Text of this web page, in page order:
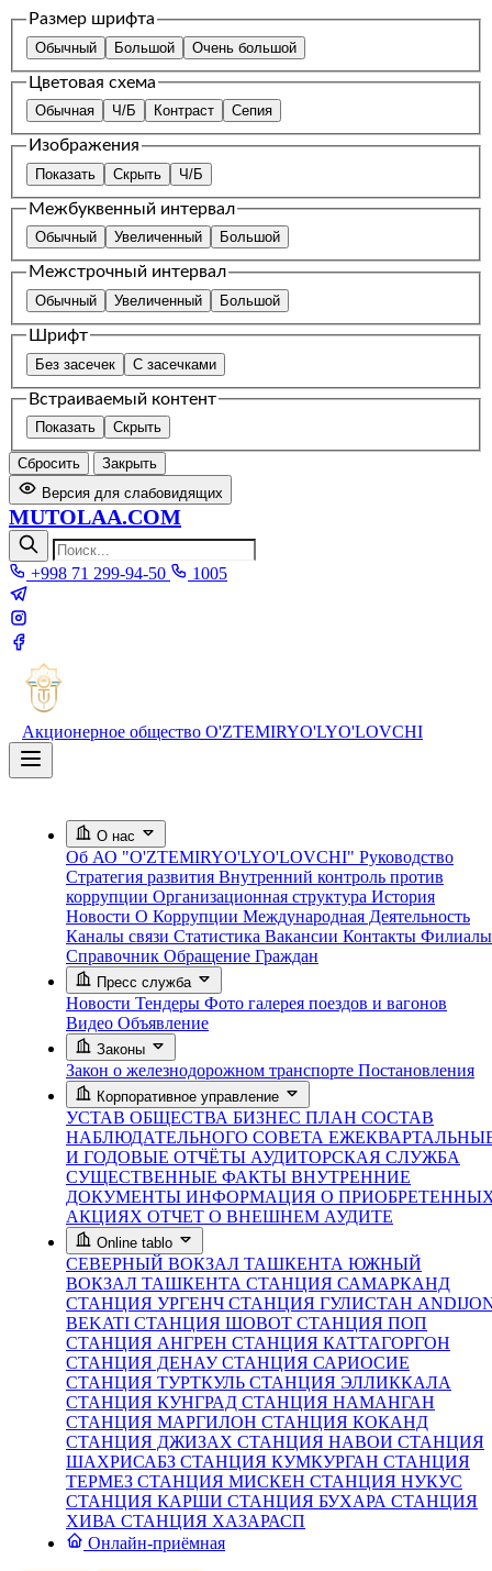
Размер шрифта
Обычный Большой Очень большой
Цветовая схема
Обычная Ч/Б Контраст Сепия
Изображения
Показать Скрыть Ч/Б
Межбуквенный интервал
Обычный Увеличенный Большой
Межстрочный интервал
Обычный Увеличенный Большой
Шрифт
Без засечек С засечками
Встраиваемый контент
Показать Скрыть
Сбросить
Закрыть
Версия для слабовидящих
MUTOLAA.COM
+998 71 299-94-50 1005
Акционерное общество O'ZTEMIRYO'LYO'LOVCHI
О нас
Об АО "O'ZTEMIRYO'LYO'LOVCHI" Руководство
Стратегия развития Внутренний контроль против
коррупции Организационная структура История
Новости О Коррупции Международная Деятельность
Каналы связи Статистика Вакансии Контакты Филиалы
Справочник Обращение Граждан
Пресс служба
Новости Тендеры Фото галерея поездов и вагонов
Видео Объявление
Законы
Закон о железнодорожном транспорте Постановления
Корпоративное управление
УСТАВ ОБЩЕСТВА БИЗНЕС ПЛАН СОСТАВ
НАБЛЮДАТЕЛЬНОГО СОВЕТА
И ГОДОВЫЕ ОТЧЁТЫ АУДИТОРСКАЯ СЛУЖБА
СУЩЕСТВЕННЫЕ ФАКТЫ ВНУТРЕННИЕ
ДОКУМЕНТЫ ИНФОРМАЦИЯ О
АКЦИЯХ ОТЧЕТ О ВНЕШНЕМ АУДИТЕ
Online tablo
СЕВЕРНЫЙ ВОКЗАЛ ТАШКЕНТА ЮЖНЫЙ
ВОКЗАЛ ТАШКЕНТА СТАНЦИЯ САМАРКАНД
СТАНЦИЯ УРГЕНЧ СТАНЦИЯ ГУЛИСТАН
BEKATI СТАНЦИЯ ШОВОТ СТАНЦИЯ ПОП
СТАНЦИЯ АНГРЕН СТАНЦИЯ КАТТАГОРГОН
СТАНЦИЯ ДЕНАУСТАНЦИЯ САРИОСИЕ
СТАНЦИЯ ТУРТКУЛЬ СТАНЦИЯ ЭЛЛИККАЛА
СТАНЦИЯ КУНГРАД СТАНЦИЯ НАМАНГАН
СТАНЦИЯ МАРГИЛОН СТАНЦИЯ КОКАНД
СТАНЦИЯ ДЖИЗАХ СТАНЦИЯ НАВОИ СТАНЦИЯ
ШАХРИСАБЗ СТАНЦИЯ КУМКУРГАН СТАНЦИЯ
ТЕРМЕЗ СТАНЦИЯ МИСКЕН СТАНЦИЯ НУКУС
СТАНЦИЯ КАРШИ СТАНЦИЯ БУХАРА СТАНЦИЯ
ХИВА СТАНЦИЯ ХАЗАРАСП
Онлайн-приёмная